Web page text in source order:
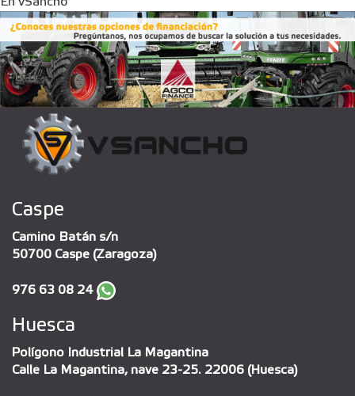
Caspe
Camino Batán s/n
50700 Caspe (Zaragoza)
976 63 08 24
Huesca
Polígono Industrial La Magantina
Calle La Magantina, nave 23-25. 22006 (Huesca)